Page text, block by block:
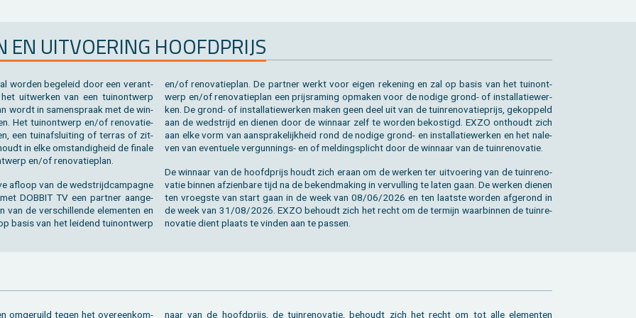
UIT­VOE­RING HOOFD­PRIJS
wor­den be­ge­leid door een ver­ant­
uit­wer­ken van een tuin­ont­werp
wordt in sa­men­spraak met de win­
Het tuin­ont­werp en/of re­no­va­tie­
een tuin­af­slui­ting of ter­ras of zit­
in elke om­stan­dig­heid de fi­na­le
en/of re­no­va­tie­plan.
af­loop van de wed­strijd­cam­pag­ne
DOB­BIT TV een part­ner aan­ge­
de ver­schil­len­de ele­men­ten en
basis van het lei­dend tuin­ont­werp
en/of re­no­va­tie­plan. De part­ner werkt voor eigen re­ke­ning en zal op basis van het tuin­ont­
werp en/of re­no­va­tie­plan een prijs­ra­ming op­ma­ken voor de no­di­ge grond- of in­stal­la­tie­wer­
ken. De grond- of in­stal­la­tie­wer­ken maken geen deel uit van de tuin­re­no­va­tie­prijs, ge­kop­peld
aan de wed­strijd en die­nen door de win­naar zelf te wor­den be­kos­tigd. EXZO ont­houdt zich
aan elke vorm van aan­spra­ke­lijk­heid rond de no­di­ge grond- en in­stal­la­tie­wer­ken en het na­le­
ven van even­tu­e­le ver­gun­nings- en of mel­dings­plicht door de win­naar van de tuin­re­no­va­tie.
De win­naar van de hoofd­prijs houdt zich eraan om de wer­ken ter uit­voe­ring van de tuin­re­no­
va­tie bin­nen af­zien­ba­re tijd na de be­kend­ma­king in ver­vul­ling te laten gaan. De wer­ken die­nen
ten vroeg­ste van start gaan in de week van 08/06/2026 en ten laat­ste wor­den af­ge­rond in
de week van 31/08/2026. EXZO be­houdt zich het recht om de ter­mijn waar­bin­nen de tuin­re­
no­va­tie dient plaats te vin­den aan te pas­sen.
om­ge­ruild tegen het over­een­kom­
het recht om tot alle ele­men­ten